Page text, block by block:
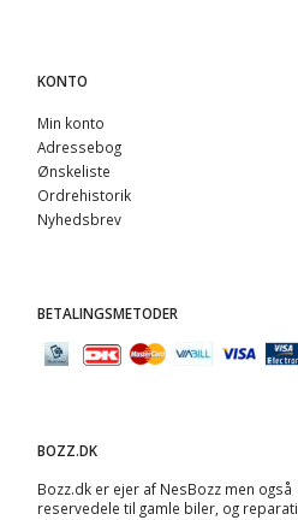
KONTO
Min konto
Adressebog
Ønskeliste
Ordrehistorik
Nyhedsbrev
BETALINGSMETODER
BOZZ.DK
Bozz.dk er ejer af NesBozz men
reservedele til gamle biler, og